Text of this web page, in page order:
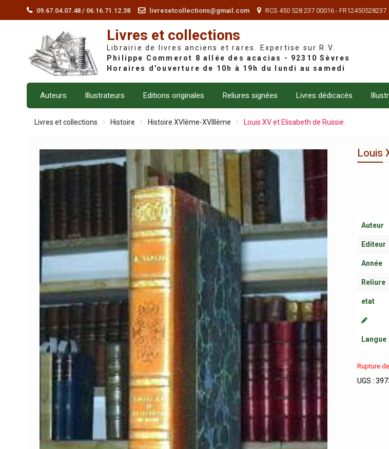
09.67.04.07.48 / 06.16.71.12.38 livresetcollections@gmail.com RCS 450 528 237 00016 - FR12450528237
Livres et collections
Librairie de livres anciens et rares. Expertise sur R.V.
Auteurs Illustrateurs Editions originales Reliures signées Livres dédicacés
Livres et collections Histoire Histoire XVIème-XVIIIème Louis XV et Elisabeth de Russie.
Louis
Auteur
Editeur
Année
Reliure
etat
Langue
Rupture
UGS :